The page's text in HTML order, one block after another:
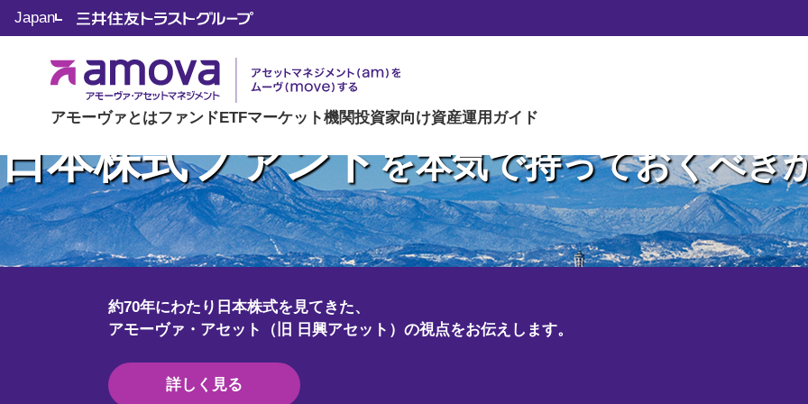
アモーヴァとはファンドETFマーケット機関投資家向け資産運用ガイド
Japan
アモーヴァ・アセットマネジメント（旧 日興アセットマネジメント）
アセットマネジメント(am)を
ムーヴ(move)する。
2025年9月、弊社は日興アセットマネジメントから社名を変更しました。
引き続き日本のお客様のために、アセットマネジメントの世界をMOVEしていきます。
詳しく見る
私たちは いよいよ
日本株式ファンドを本気で持っておくべき
約70年にわたり日本株式を見てきた、
アモーヴァ・アセット（旧 日興アセット）の視点をお伝えします。
詳しく見る
Crypto Lab.は、暗号資産（クリプト）やブロックチェーンの世界の「むずかしい」を「なるほど」に
変えていくアモーヴァ・アセット（旧 日興アセット）の情報発信プラットフォームです。
詳しく見る